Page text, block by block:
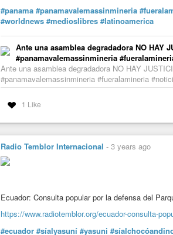
#panama #panamavalemassinmineria
#worldnews #medioslibres #latinoamerica
Ante una asamblea degradadora NO HAY
#panamavalemassinmineria
Ante una asamblea degradadora NO HAY
#panamavalemassinmineria #fueralamineria
1 Like
Radio Temblor Internacional - 3 years ago
Ecuador: Consulta popular por la defensa del
https://www.radiotemblor.org/ecuador-consulta-
#ecuador #síalyasuní #yasuni